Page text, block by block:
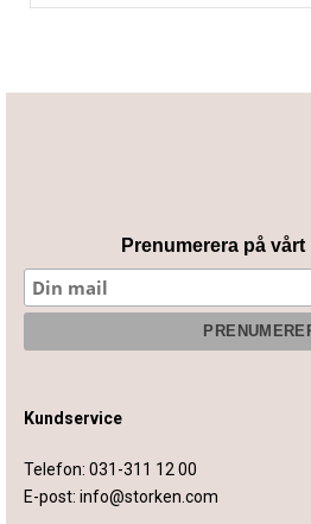
Prenumerera på
Kundservice
Telefon: 031-311 12 00
E-post: info@storken.com